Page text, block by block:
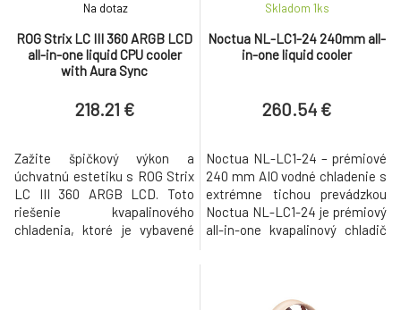
27.4 €
NOCTUA NH-L9i-17xx
59.35 €
ROG Strix LC III 360 ARGB LCD
all-in-one liquid CPU cooler
with Aura Sync
Na dotaz
218.21 €
Zažite špičkový výkon a
úchvatnú estetiku s ROG Strix
LC III 360 ARGB LCD. Toto
riešenie kvapalinového
chladenia, ktoré je vybavené
Noctua NL-LC1-24 240mm all-
in-one liquid cooler
Skladom 1ks
260.54 €
Noctua NL-LC1-24 – prémiové
240 mm AIO vodné chladenie s
extrémne tichou prevádzkou
Noctua NL-LC1-24 je prémiový
all-in-one kvapalinový chladič
najpokročilejšie riešenia pre